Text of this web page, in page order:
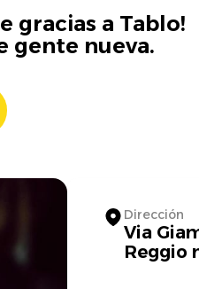
gracias a Tablo!
gente nueva.
Dirección
Via
Reggio